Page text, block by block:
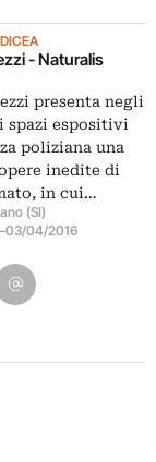
- Naturalis
presenta negli
spazi espositivi
poliziana una
inedite di
in cui…
(SI)
–03/04/2016
Pinterest
su WhatsApp
su Email